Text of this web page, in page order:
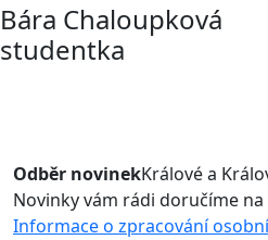
Bára Chaloupková
studentka
Odběr novinekKrálové a
Novinky vám rádi doručíme na
Informace o zpracování